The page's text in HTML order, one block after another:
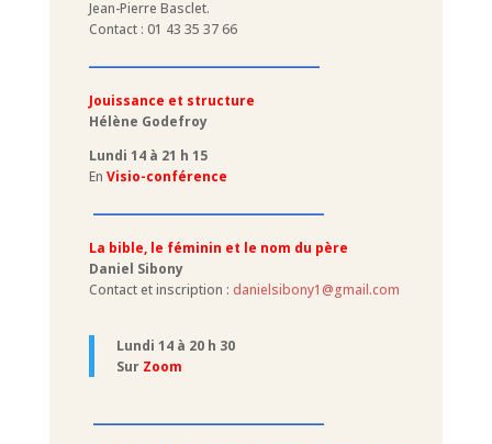
Jean-Pierre Basclet.
Contact : 01 43 35 37 66
–––––––––––––––––––––
Jouissance et structure
Hélène Godefroy
Lundi 14 à 21 h 15
En Visio-conférence
–––––––––––––––––––––
La bible, le féminin et le nom du père
Daniel Sibony
Contact et inscription : danielsibony1@gmail.com
Lundi 14 à 20 h 30
Sur Zoom
–––––––––––––––––––––